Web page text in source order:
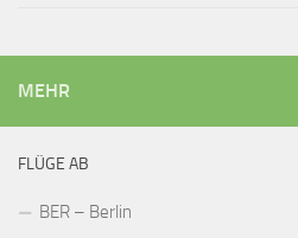
MEHR
FLÜGE AB
BER – Berlin